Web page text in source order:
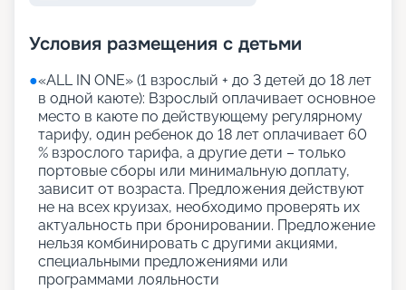
Условия размещения с детьми
●«АLL IN ONE» (1 взрослый + до 3 детей до 18 лет
в одной каюте): Взрослый оплачивает основное
место в каюте по действующему регулярному
тарифу, один ребенок до 18 лет оплачивает 60
% взрослого тарифа, а другие дети – только
портовые сборы или минимальную доплату,
зависит от возраста. Предложения действуют
не на всех круизах, необходимо проверять их
актуальность при бронировании. Предложение
нельзя комбинировать с другими акциями,
специальными предложениями или
программами лояльности